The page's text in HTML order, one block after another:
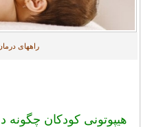
راههای
هیپوتونی کودکان